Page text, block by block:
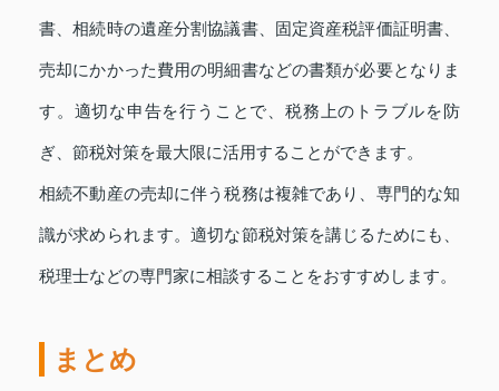
書、相続時の遺産分割協議書、固定資産税評価証明書、
売却にかかった費用の明細書などの書類が必要となりま
す。適切な申告を行うことで、税務上のトラブルを防
ぎ、節税対策を最大限に活用することができます。
相続不動産の売却に伴う税務は複雑であり、専門的な知
識が求められます。適切な節税対策を講じるためにも、
税理士などの専門家に相談することをおすすめします。
まとめ